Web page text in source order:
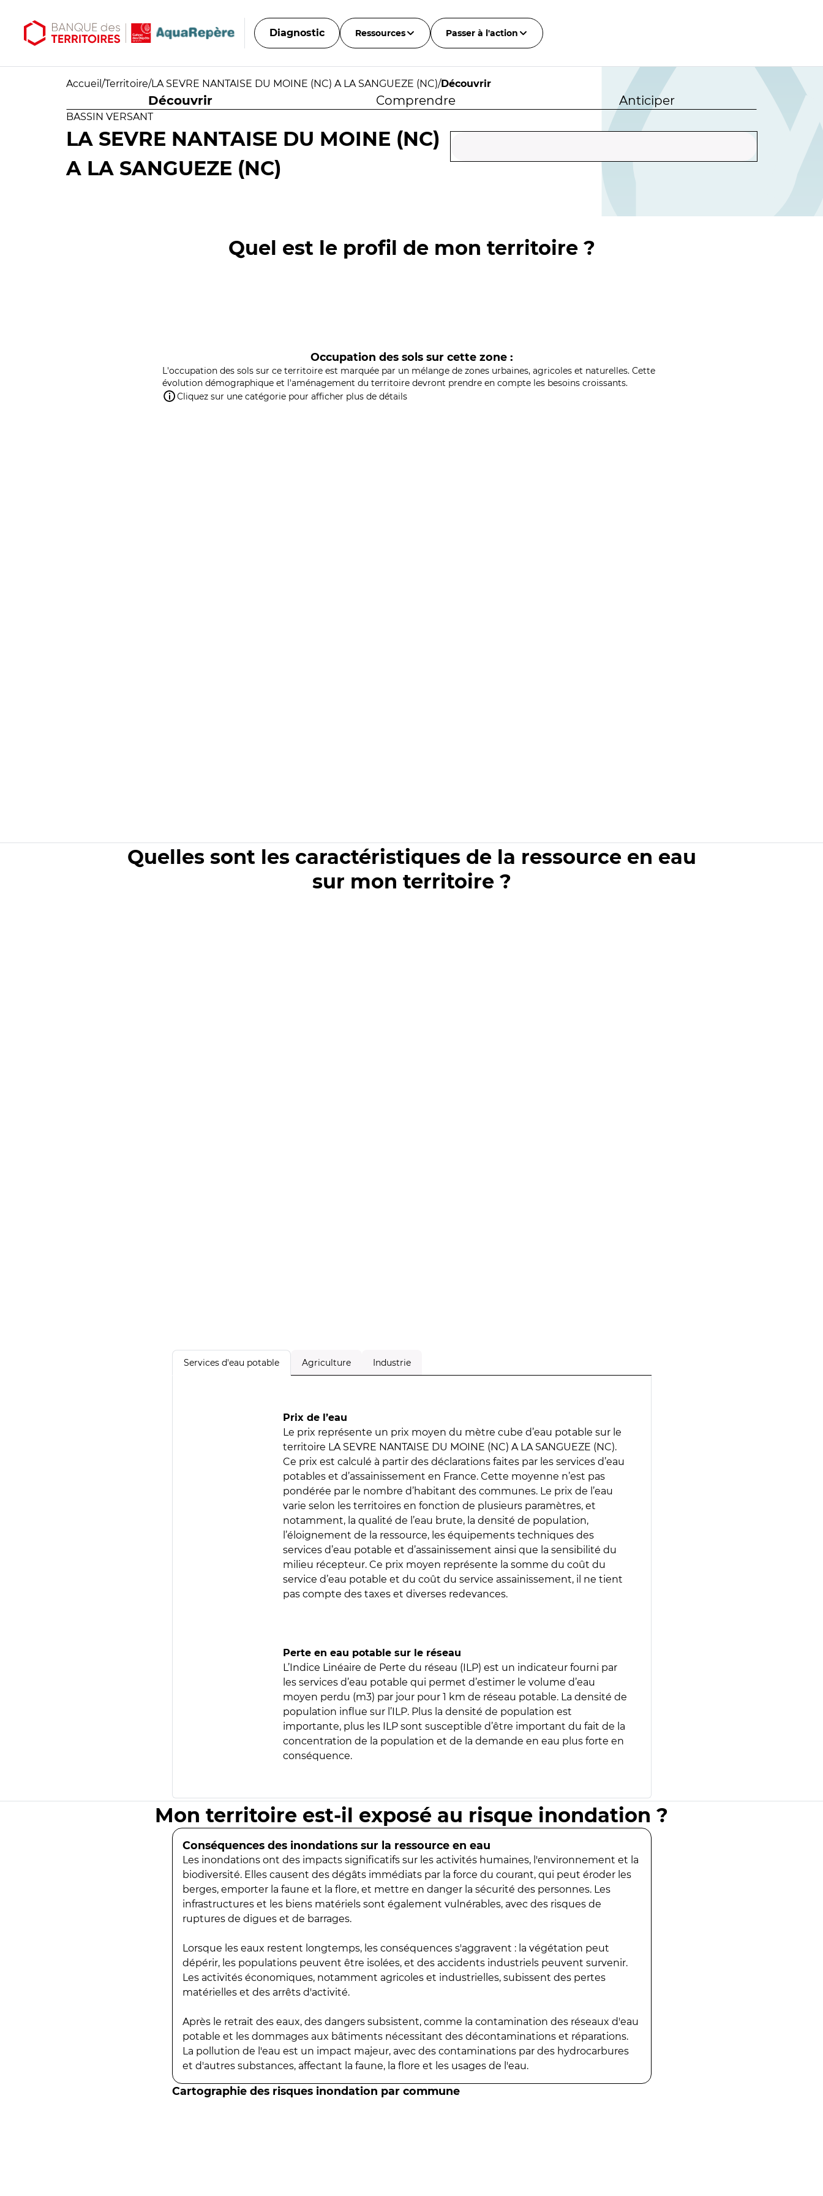
Diagnostic Ressources Passer à l'action
Accueil /Territoire/LA SEVRE NANTAISE DU MOINE (NC) A LA SANGUEZE (NC)/Découvrir
Découvrir Comprendre Anticiper
BASSIN VERSANT
LA SEVRE NANTAISE DU MOINE (NC)
A LA SANGUEZE (NC)
Quel est le profil de mon territoire ?
Occupation des sols sur cette zone :
L'occupation des sols sur ce territoire est marquée par un mélange de zones urbaines, agricoles et naturelles. Cette
évolution démographique et l'aménagement du territoire devront prendre en compte les besoins croissants.
Cliquez sur une catégorie pour afficher plus de détails
Quelles sont les caractéristiques de la ressource en eau
sur mon territoire ?
Services d'eau potable Agriculture Industrie
Prix de l’eau
Le prix représente un prix moyen du mètre cube d’eau potable sur le
territoire LA SEVRE NANTAISE DU MOINE (NC) A LA SANGUEZE (NC).
Ce prix est calculé à partir des déclarations faites par les services d’eau
potables et d’assainissement en France. Cette moyenne n’est pas
pondérée par le nombre d’habitant des communes. Le prix de l’eau
varie selon les territoires en fonction de plusieurs paramètres, et
notamment, la qualité de l’eau brute, la densité de population,
l’éloignement de la ressource, les équipements techniques des
services d’eau potable et d’assainissement ainsi que la sensibilité du
milieu récepteur. Ce prix moyen représente la somme du coût du
service d’eau potable et du coût du service assainissement, il ne tient
pas compte des taxes et diverses redevances.
Perte en eau potable sur le réseau
L’Indice Linéaire de Perte du réseau (ILP) est un indicateur fourni par
les services d’eau potable qui permet d’estimer le volume d’eau
moyen perdu (m3) par jour pour 1 km de réseau potable. La densité de
population influe sur l’ILP. Plus la densité de population est
importante, plus les ILP sont susceptible d’être important du fait de la
concentration de la population et de la demande en eau plus forte en
conséquence.
Mon territoire est-il exposé au risque inondation ?
Conséquences des inondations sur la ressource en eau
Les inondations ont des impacts significatifs sur les activités humaines, l'environnement et la
biodiversité. Elles causent des dégâts immédiats par la force du courant, qui peut éroder les
berges, emporter la faune et la flore, et mettre en danger la sécurité des personnes. Les
infrastructures et les biens matériels sont également vulnérables, avec des risques de
ruptures de digues et de barrages.
Lorsque les eaux restent longtemps, les conséquences s'aggravent : la végétation peut
dépérir, les populations peuvent être isolées, et des accidents industriels peuvent survenir.
Les activités économiques, notamment agricoles et industrielles, subissent des pertes
matérielles et des arrêts d'activité.
Après le retrait des eaux, des dangers subsistent, comme la contamination des réseaux d'eau
potable et les dommages aux bâtiments nécessitant des décontaminations et réparations.
La pollution de l'eau est un impact majeur, avec des contaminations par des hydrocarbures
et d'autres substances, affectant la faune, la flore et les usages de l'eau.
Cartographie des risques inondation par commune